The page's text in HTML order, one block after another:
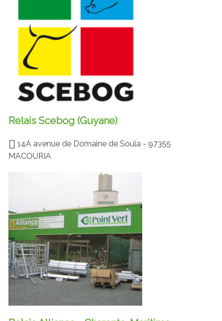
Relais Scebog (Guyane)
14A avenue de Domaine de Soula - 97355
MACOURIA